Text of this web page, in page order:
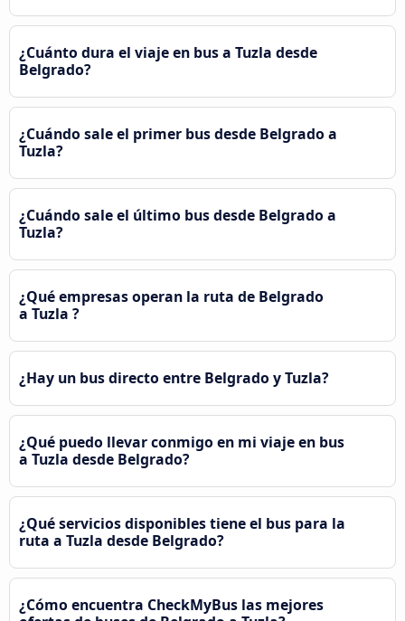
¿Cuánto dura el viaje en bus a Tuzla desde
Belgrado?
¿Cuándo sale el primer bus desde Belgrado a
Tuzla?
¿Cuándo sale el último bus desde Belgrado a
Tuzla?
¿Qué empresas operan la ruta de Belgrado
a Tuzla ?
¿Hay un bus directo entre Belgrado y Tuzla?
¿Qué puedo llevar conmigo en mi viaje en bus
a Tuzla desde Belgrado?
¿Qué servicios disponibles tiene el bus para la
ruta a Tuzla desde Belgrado?
¿Cómo encuentra CheckMyBus las mejores